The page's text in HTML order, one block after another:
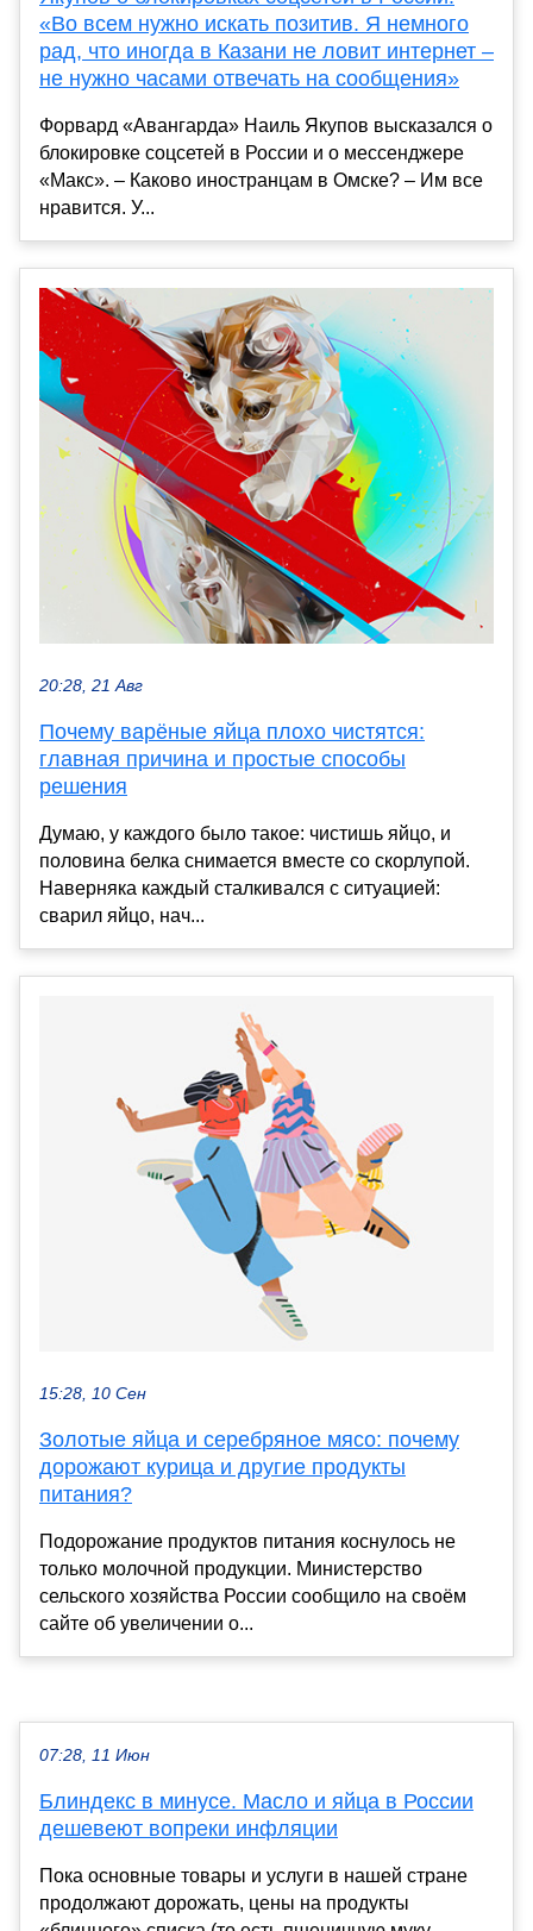
«Во всем нужно искать позитив. Я немного
рад, что иногда в Казани не ловит интернет –
не нужно часами отвечать на сообщения»
Форвард «Авангарда» Наиль Якупов высказался о
блокировке соцсетей в России и о мессенджере
«Макс». – Каково иностранцам в Омске? – Им все
нравится. У...
20:28, 21 Авг
Почему варёные яйца плохо чистятся:
главная причина и простые способы
решения
Думаю, у каждого было такое: чистишь яйцо, и
половина белка снимается вместе со скорлупой.
Наверняка каждый сталкивался с ситуацией:
сварил яйцо, нач...
15:28, 10 Сен
Золотые яйца и серебряное мясо: почему
дорожают курица и другие продукты
питания?
Подорожание продуктов питания коснулось не
только молочной продукции. Министерство
сельского хозяйства России сообщило на своём
сайте об увеличении о...
07:28, 11 Июн
Блиндекс в минусе. Масло и яйца в России
дешевеют вопреки инфляции
Пока основные товары и услуги в нашей стране
продолжают дорожать, цены на продукты